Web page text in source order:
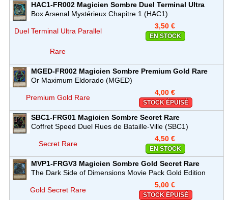
HAC1-FR002 Magicien Sombre Duel Terminal Ultra
Parallel Rare
Box Arsenal Mystérieux Chapitre 1 (HAC1)
Duel Terminal Ultra Parallel
Rare
3,50 €
EN STOCK
MGED-FR002 Magicien Sombre Premium Gold Rare
Or Maximum Eldorado (MGED)
Premium Gold Rare
4,00 €
STOCK ÉPUISÉ
SBC1-FRG01 Magicien Sombre Secret Rare
Coffret Speed Duel Rues de Bataille-Ville (SBC1)
Secret Rare
4,50 €
EN STOCK
MVP1-FRGV3 Magicien Sombre Gold Secret Rare
The Dark Side of Dimensions Movie Pack Gold Edition
Gold Secret Rare
5,00 €
STOCK ÉPUISÉ